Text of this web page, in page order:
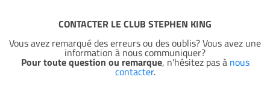
CONTACTER LE CLUB STEPHEN KING
Vous avez remarqué des erreurs ou des oublis? Vous avez une
information à nous communiquer?
Pour toute question ou remarque, n'hésitez pas à nous
contacter.